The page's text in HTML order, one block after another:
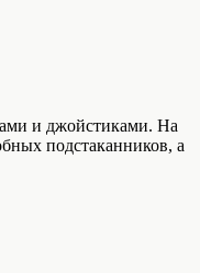
и джойстиками. На
подстаканников, а